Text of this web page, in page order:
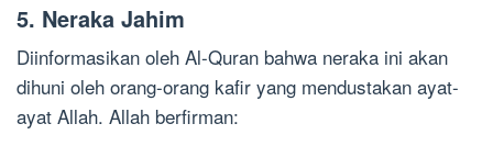
5. Neraka Jahim
Diinformasikan oleh Al-Quran bahwa neraka ini akan
dihuni oleh orang-orang kafir yang mendustakan ayat-
ayat Allah. Allah berfirman: